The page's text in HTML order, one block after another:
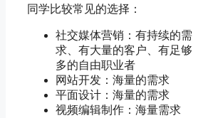
同学比较常见的选择：
社交媒体营销：有持续的需
求、有大量的客户、有足够
多的自由职业者
网站开发：海量的需求
平面设计：海量的需求
视频编辑制作：海量需求